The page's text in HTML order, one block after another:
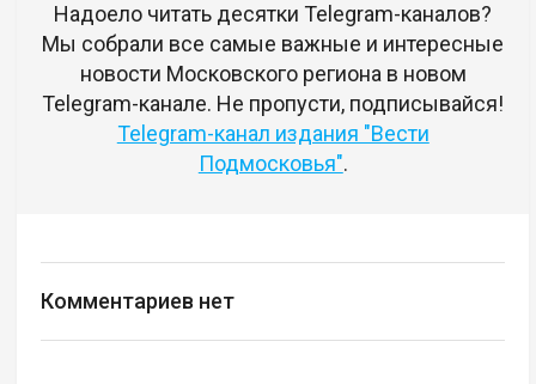
Надоело читать десятки Telegram-каналов?
Мы собрали все самые важные и интересные
новости Московского региона в новом
Telegram-канале. Не пропусти, подписывайся!
Telegram-канал издания "Вести
Подмосковья".
Комментариев нет